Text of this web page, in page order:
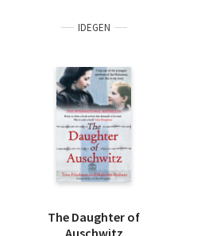
IDEGEN
The Daughter of
Auschwitz